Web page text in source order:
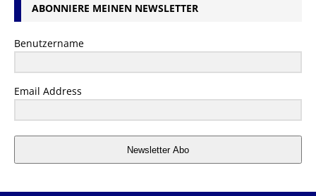
ABONNIERE MEINEN NEWSLETTER
Benutzername
Email Address
Newsletter Abo